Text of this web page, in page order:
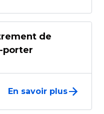
de
porter
En savoir plus